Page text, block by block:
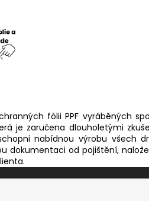
fólii PPF vyráběných
je zaručena dlouholetými
nabídnou výrobu všech
dokumentaci od pojištění,